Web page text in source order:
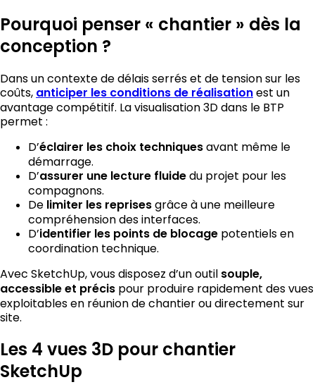
Pourquoi penser « chantier » dès la
conception ?
Dans un contexte de délais serrés et de tension sur les
coûts, anticiper les conditions de réalisation est un
avantage compétitif. La visualisation 3D dans le BTP
permet :
D’éclairer les choix techniques avant même le
démarrage.
D’assurer une lecture fluide du projet pour les
compagnons.
De limiter les reprises grâce à une meilleure
compréhension des interfaces.
D’identifier les points de blocage potentiels en
coordination technique.
Avec SketchUp, vous disposez d’un outil souple,
accessible et précis pour produire rapidement des vues
exploitables en réunion de chantier ou directement sur
site.
Les 4 vues 3D pour chantier
SketchUp